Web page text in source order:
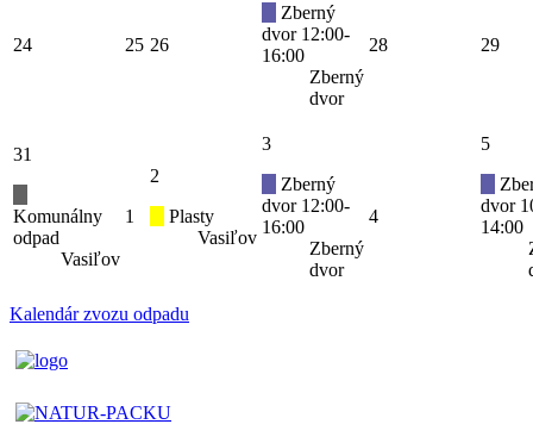
24 25 26
Zberný
dvor 12:00-
16:00
Zberný
dvor
28 29
31
Komunálny
odpad
Vasiľov
1
2
Plasty
Vasiľov
3
Zberný
dvor 12:00-
16:00
Zberný
dvor
4
5
dvor
14:00
Kalendár zvozu odpadu